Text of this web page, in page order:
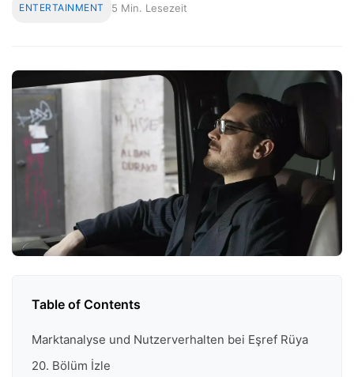
ENTERTAINMENT 5 Min. Lesezeit
Table of Contents
Marktanalyse und Nutzerverhalten bei Eşref Rüya
20. Bölüm İzle